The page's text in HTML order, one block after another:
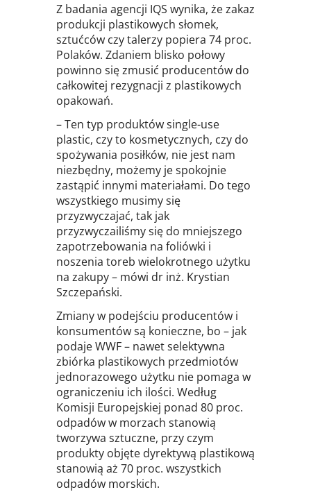
Z badania agencji IQS wynika, że zakaz
produkcji plastikowych słomek,
sztućców czy talerzy popiera 74 proc.
Polaków. Zdaniem blisko połowy
powinno się zmusić producentów do
całkowitej rezygnacji z plastikowych
opakowań.
– Ten typ produktów single-use
plastic, czy to kosmetycznych, czy do
spożywania posiłków, nie jest nam
niezbędny, możemy je spokojnie
zastąpić innymi materiałami. Do tego
wszystkiego musimy się
przyzwyczajać, tak jak
przyzwyczailiśmy się do mniejszego
zapotrzebowania na foliówki i
noszenia toreb wielokrotnego użytku
na zakupy – mówi dr inż. Krystian
Szczepański.
Zmiany w podejściu producentów i
konsumentów są konieczne, bo – jak
podaje WWF – nawet selektywna
zbiórka plastikowych przedmiotów
jednorazowego użytku nie pomaga w
ograniczeniu ich ilości. Według
Komisji Europejskiej ponad 80 proc.
odpadów w morzach stanowią
tworzywa sztuczne, przy czym
produkty objęte dyrektywą plastikową
stanowią aż 70 proc. wszystkich
odpadów morskich.